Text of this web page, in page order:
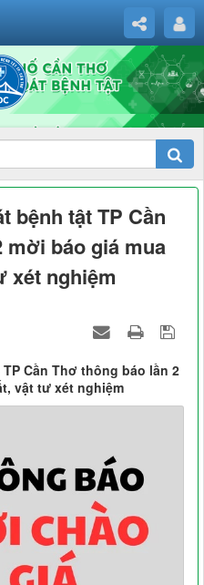
bệnh tật TP Cần
mời báo giá mua
xét nghiệm
Cần Thơ thông báo lần 2
vật tư xét nghiệm